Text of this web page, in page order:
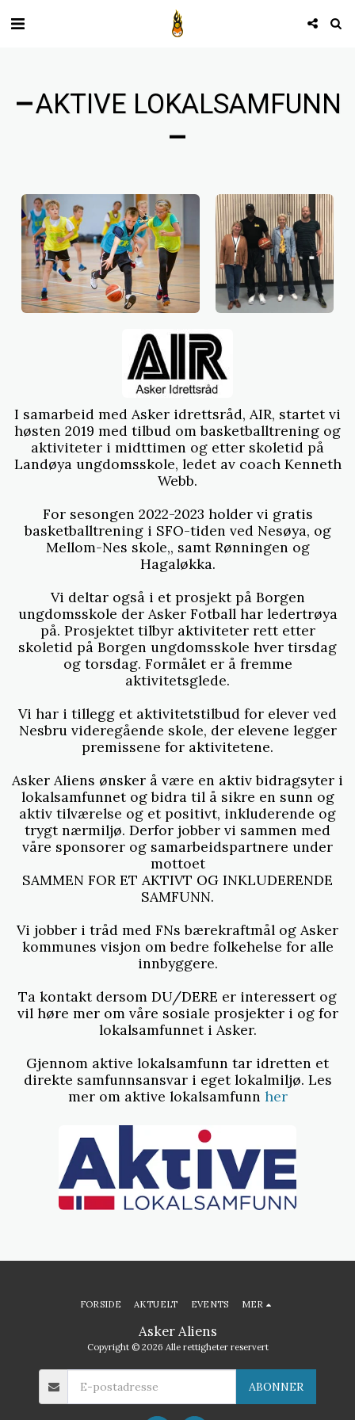
AKTIVE LOKALSAMFUNN
I samarbeid med Asker idrettsråd, AIR, startet vi
høsten 2019 med tilbud om basketballtrening og
aktiviteter i midttimen og etter skoletid på
Landøya ungdomsskole, ledet av coach Kenneth
Webb.
For sesongen 2022-2023 holder vi gratis
basketballtrening i SFO-tiden ved Nesøya, og
Mellom-Nes skole,, samt Rønningen og
Hagaløkka.
Vi deltar også i et prosjekt på Borgen
ungdomsskole der Asker Fotball har ledertrøya
på. Prosjektet tilbyr aktiviteter rett etter
skoletid på Borgen ungdomsskole hver tirsdag
og torsdag. Formålet er å fremme
aktivitetsglede.
Vi har i tillegg et aktivitetstilbud for elever ved
Nesbru videregående skole, der elevene legger
premissene for aktivitetene.
Asker Aliens ønsker å være en aktiv bidragsyter i
lokalsamfunnet og bidra til å sikre en sunn og
aktiv tilværelse og et positivt, inkluderende og
trygt nærmiljø. Derfor jobber vi sammen med
våre sponsorer og samarbeidspartnere under
mottoet
SAMMEN FOR ET AKTIVT OG INKLUDERENDE
SAMFUNN.
Vi jobber i tråd med FNs bærekraftmål og Asker
kommunes visjon om bedre folkehelse for alle
innbyggere.
Ta kontakt dersom DU/DERE er interessert og
vil høre mer om våre sosiale prosjekter i og for
lokalsamfunnet i Asker.
Gjennom aktive lokalsamfunn tar idretten et
direkte samfunnsansvar i eget lokalmiljø. Les
mer om aktive lokalsamfunn her
Asker Aliens
Copyright © 2026 Alle rettigheter reservert
FORSIDE AKTUELT EVENTS MER
ABONNER